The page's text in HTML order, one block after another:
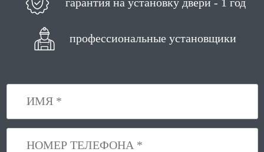
профессиональные установщики